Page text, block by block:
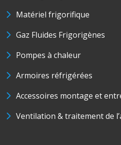
Matériel frigorifique
Gaz Fluides Frigorigènes
Pompes à chaleur
Armoires réfrigérées
Accessoires montage et
Ventilation & traitement de